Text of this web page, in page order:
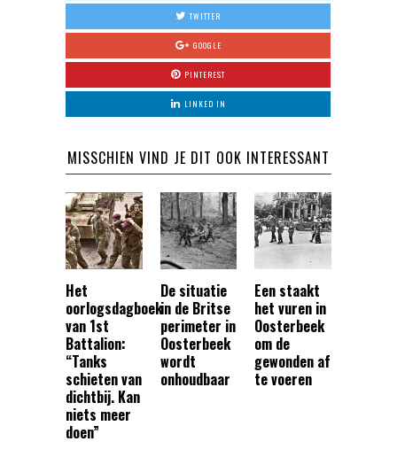
TWITTER
GOOGLE
PINTEREST
LINKED IN
MISSCHIEN VIND JE DIT OOK INTERESSANT
Het
oorlogsdagboek
van 1st
Battalion:
“Tanks
schieten van
dichtbij. Kan
niets meer
doen”
De situatie
in de Britse
perimeter in
Oosterbeek
wordt
onhoudbaar
Een staakt
het vuren in
Oosterbeek
om de
gewonden af
te voeren